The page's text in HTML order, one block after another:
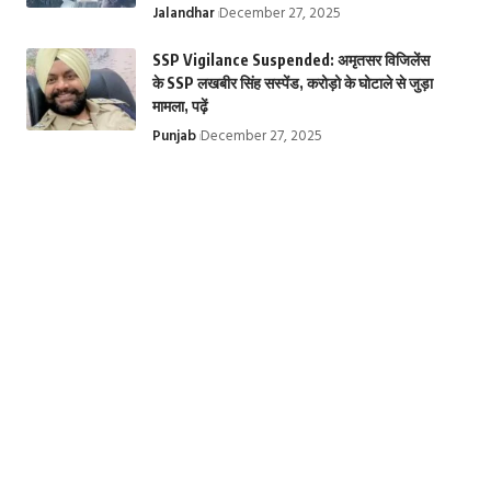
Jalandhar December 27, 2025
SSP Vigilance Suspended: अमृतसर विजिलेंस
के SSP लखबीर सिंह सस्पेंड, करोड़ो के घोटाले से जुड़ा
मामला, पढ़ें
Punjab December 27, 2025